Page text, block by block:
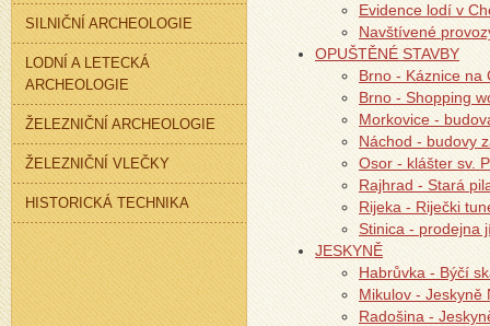
Evidence lodí v
Navštívené
OPUŠTĚNÉ STAVBY
Brno - Káznice na
Brno - Shopping
Morkovice -
Náchod - budovy
Osor - klášter sv.
Rajhrad - Stará
Rijeka - Riječki
Stinica - prodejna
JESKYNĚ
Habrůvka - Býčí
Mikulov - Jeskyně
Radošina -
SILNIČNÍ ARCHEOLOGIE
LODNÍ A LETECKÁ
ARCHEOLOGIE
ŽELEZNIČNÍ ARCHEOLOGIE
ŽELEZNIČNÍ VLEČKY
HISTORICKÁ TECHNIKA